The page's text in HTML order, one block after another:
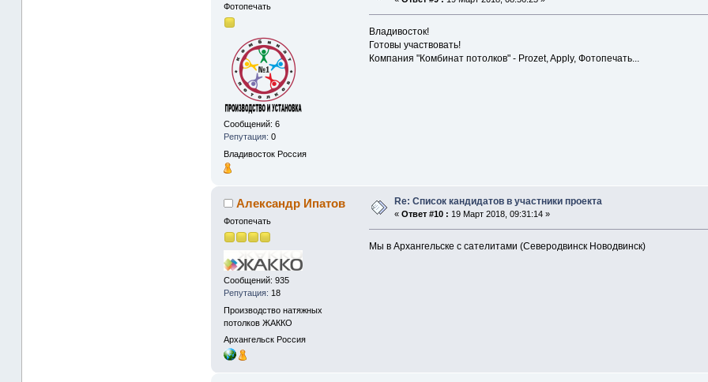
Фотопечать
Сообщений: 6
Репутация: 0
Владивосток Россия
Владивосток!
Готовы участвовать!
Компания "Комбинат потолков" - Prozet, Apply, Фотопечать...
Александр Ипатов
Фотопечать
Сообщений: 935
Репутация: 18
Производство натяжных
потолков ЖАККО
Архангельск Россия
Re: Список кандидатов в участники проекта
« Ответ #10 : 19 Март 2018, 09:31:14 »
Мы в Архангельске с сателитами (Северодвинск Новодвинск)